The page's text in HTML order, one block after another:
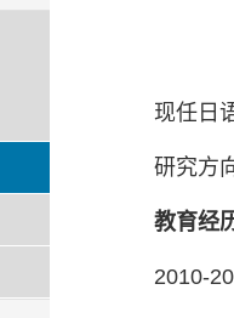
现任日
研究方
教育经
2010-